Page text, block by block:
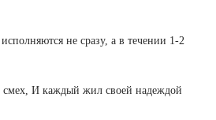
не сразу, а в течении 1-2
смех, И каждый жил своей надеждой